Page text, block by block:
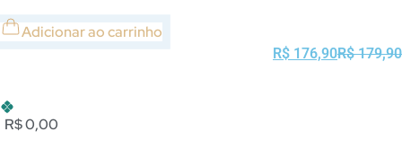
Adicionar ao carrinho
R$179,90
R$ 176,90
R$ 0,00